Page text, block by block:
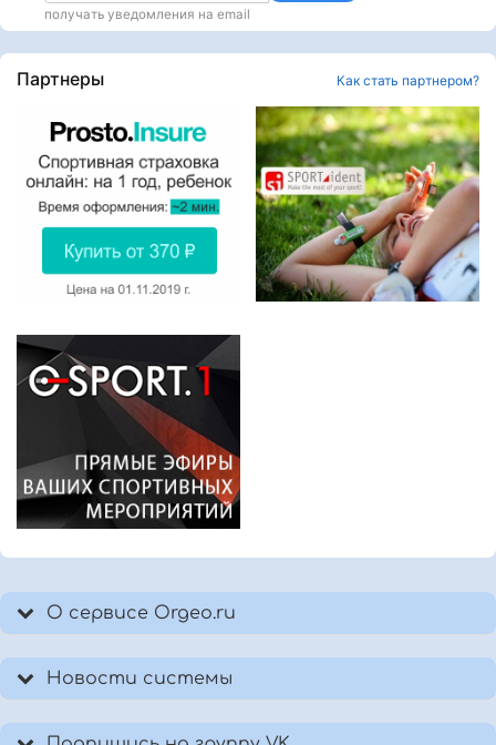
получать уведомления на email
Партнеры Как стать партнером?
О сервисе Orgeo.ru
Новости системы